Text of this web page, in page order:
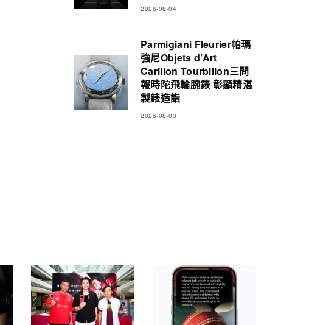
2026-08-04
Parmigiani Fleurier帕瑪
強尼Objets d’Art
Carillon Tourbillon三問
報時陀飛輪腕錶 彰顯精湛
製錶造詣
2026-08-03